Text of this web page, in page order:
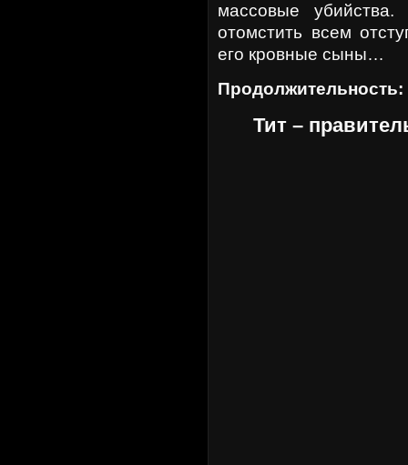
массовые
отомстить всем
его кровные сыны…
Продолжительность:
Тит –